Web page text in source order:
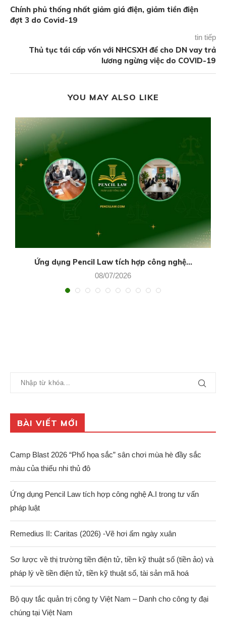
Chính phủ thống nhất giảm giá điện, giảm tiền điện
đợt 3 do Covid-19
tin tiếp
Thủ tục tái cấp vốn với NHCSXH để cho DN vay trả
lương ngừng việc do COVID-19
YOU MAY ALSO LIKE
Ứng dụng Pencil Law tích hợp công nghệ...
08/07/2026
BÀI VIẾT MỚI
Camp Blast 2026 “Phố họa sắc” sân chơi mùa hè đầy sắc
màu của thiếu nhi thủ đô
Ứng dụng Pencil Law tích hợp công nghệ A.I trong tư vấn
pháp luật
Remedius II: Caritas (2026) -Vẽ hơi ấm ngày xuân
Sơ lược về thị trường tiền điện tử, tiền kỹ thuật số (tiền ảo) và
pháp lý về tiền điện tử, tiền kỹ thuật số, tài sản mã hoá
Bộ quy tắc quản trị công ty Việt Nam – Danh cho công ty đại
chúng tại Việt Nam